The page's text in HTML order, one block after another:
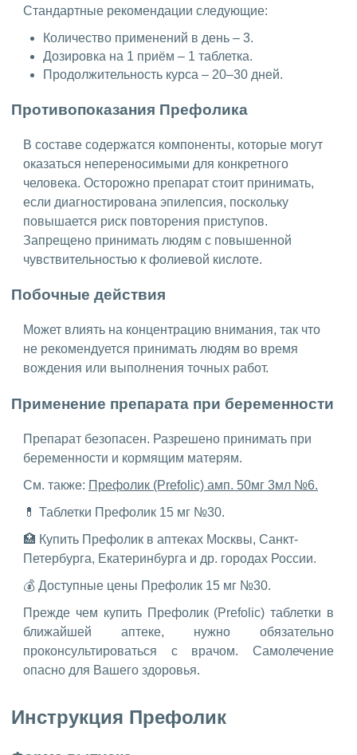
Стандартные рекомендации следующие:
Количество применений в день – 3.
Дозировка на 1 приём – 1 таблетка.
Продолжительность курса – 20–30 дней.
Противопоказания Префолика
В составе содержатся компоненты, которые могут
оказаться непереносимыми для конкретного
человека. Осторожно препарат стоит принимать,
если диагностирована эпилепсия, поскольку
повышается риск повторения приступов.
Запрещено принимать людям с повышенной
чувствительностью к фолиевой кислоте.
Побочные действия
Может влиять на концентрацию внимания, так что
не рекомендуется принимать людям во время
вождения или выполнения точных работ.
Применение препарата при беременности
Препарат безопасен. Разрешено принимать при
беременности и кормящим матерям.
См. также: Префолик (Prefolic) амп. 50мг 3мл №6.
💊 Таблетки Префолик 15 мг №30.
🏥 Купить Префолик в аптеках Москвы, Санкт-
Петербурга, Екатеринбурга и др. городах России.
💰 Доступные цены Префолик 15 мг №30.
Прежде чем купить Префолик (Prefolic) таблетки в
ближайшей аптеке, нужно обязательно
проконсультироваться с врачом. Самолечение
опасно для Вашего здоровья.
Инструкция Префолик